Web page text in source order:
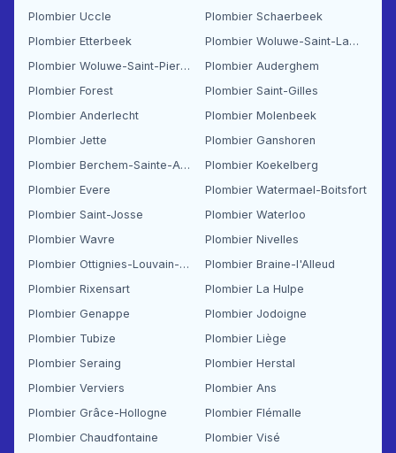
Plombier Uccle
Plombier Schaerbeek
Plombier Etterbeek
Plombier Woluwe-Saint-Lambert
Plombier Woluwe-Saint-Pierre
Plombier Auderghem
Plombier Forest
Plombier Saint-Gilles
Plombier Anderlecht
Plombier Molenbeek
Plombier Jette
Plombier Ganshoren
Plombier Berchem-Sainte-Agathe
Plombier Koekelberg
Plombier Evere
Plombier Watermael-Boitsfort
Plombier Saint-Josse
Plombier Waterloo
Plombier Wavre
Plombier Nivelles
Plombier Ottignies-Louvain-la-Neuve
Plombier Braine-l'Alleud
Plombier Rixensart
Plombier La Hulpe
Plombier Genappe
Plombier Jodoigne
Plombier Tubize
Plombier Liège
Plombier Seraing
Plombier Herstal
Plombier Verviers
Plombier Ans
Plombier Grâce-Hollogne
Plombier Flémalle
Plombier Chaudfontaine
Plombier Visé